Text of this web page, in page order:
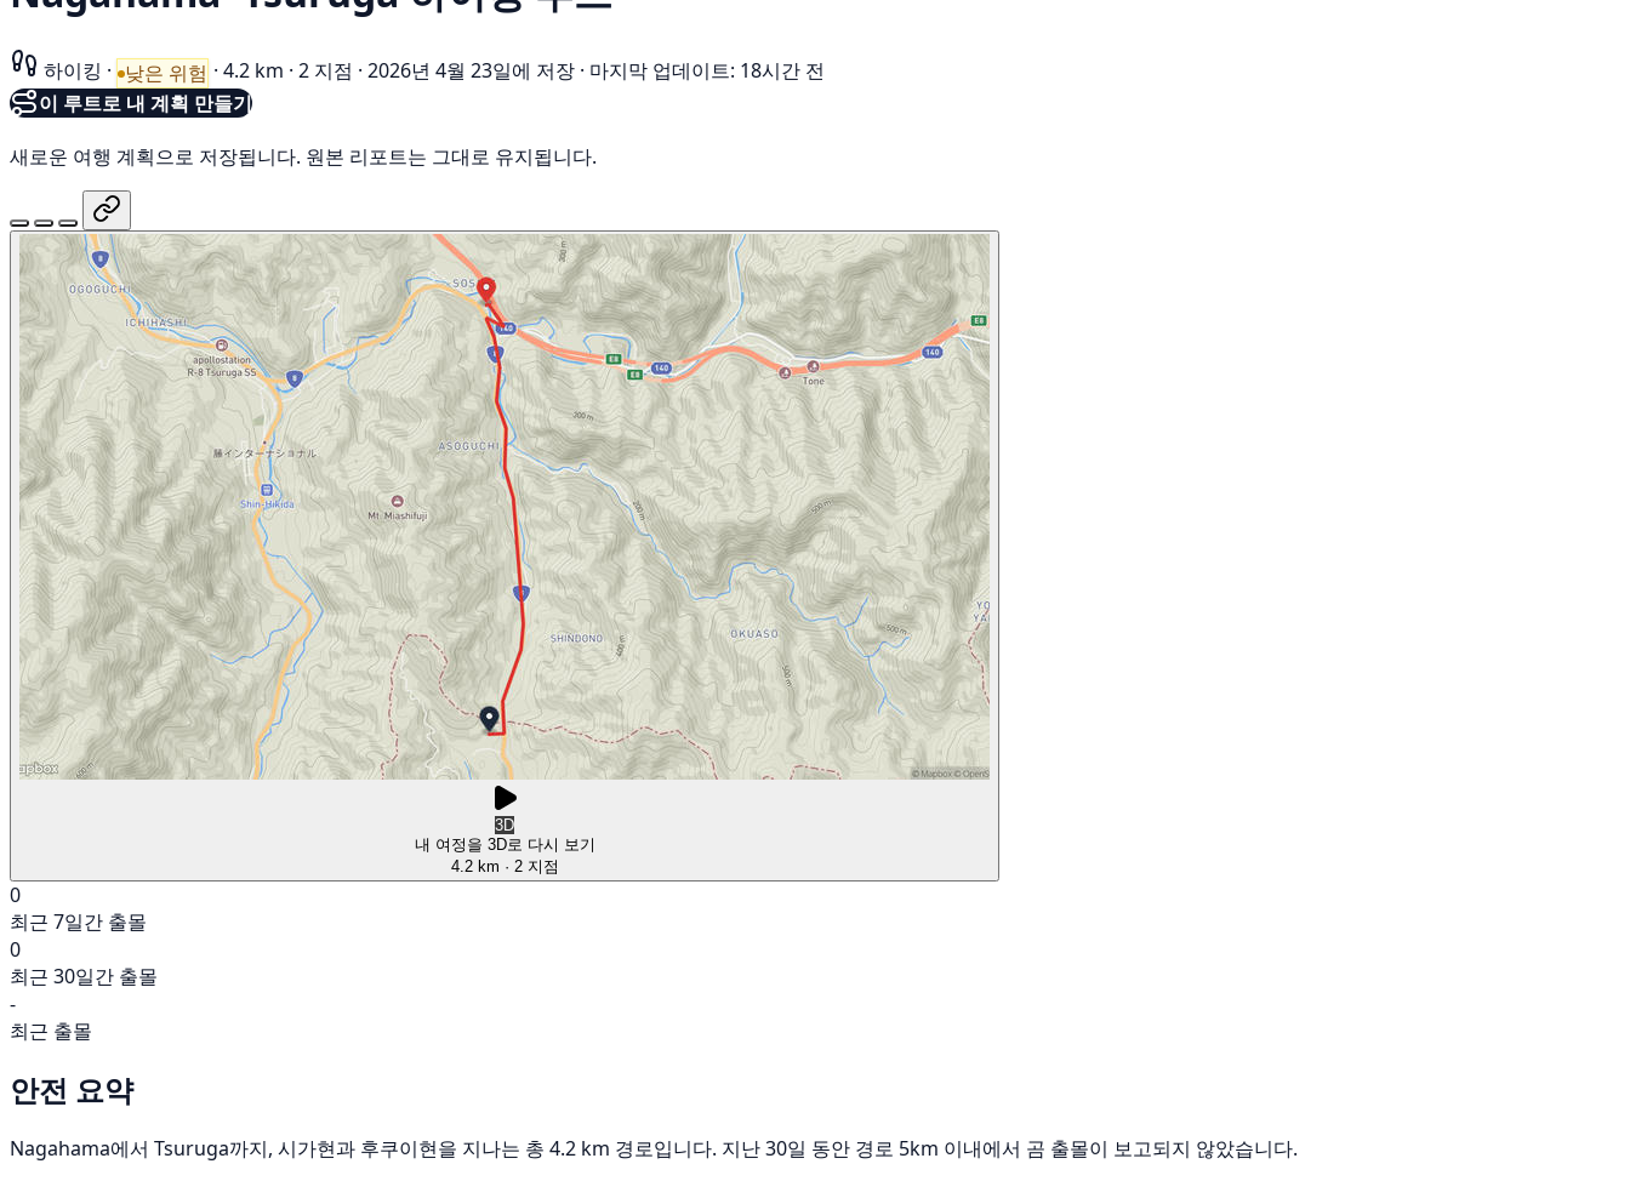
하이킹 · 낮은 위험 · 4.2 km · 2 지점 · 2026년 4월 23일에 저장 · 마지막 업데이트: 18시간 전
이 루트로 내 계획 만들기
새로운 여행 계획으로 저장됩니다. 원본 리포트는 그대로 유지됩니다.
3D
내 여정을 3D로 다시 보기
4.2 km · 2 지점
0
최근 7일간 출몰
0
최근 30일간 출몰
-
최근 출몰
안전 요약
Nagahama에서 Tsuruga까지, 시가현과 후쿠이현을 지나는 총 4.2 km 경로입니다. 지난 30일 동안 경로 5km 이내에서 곰 출몰이 보고되지 않았습니다.